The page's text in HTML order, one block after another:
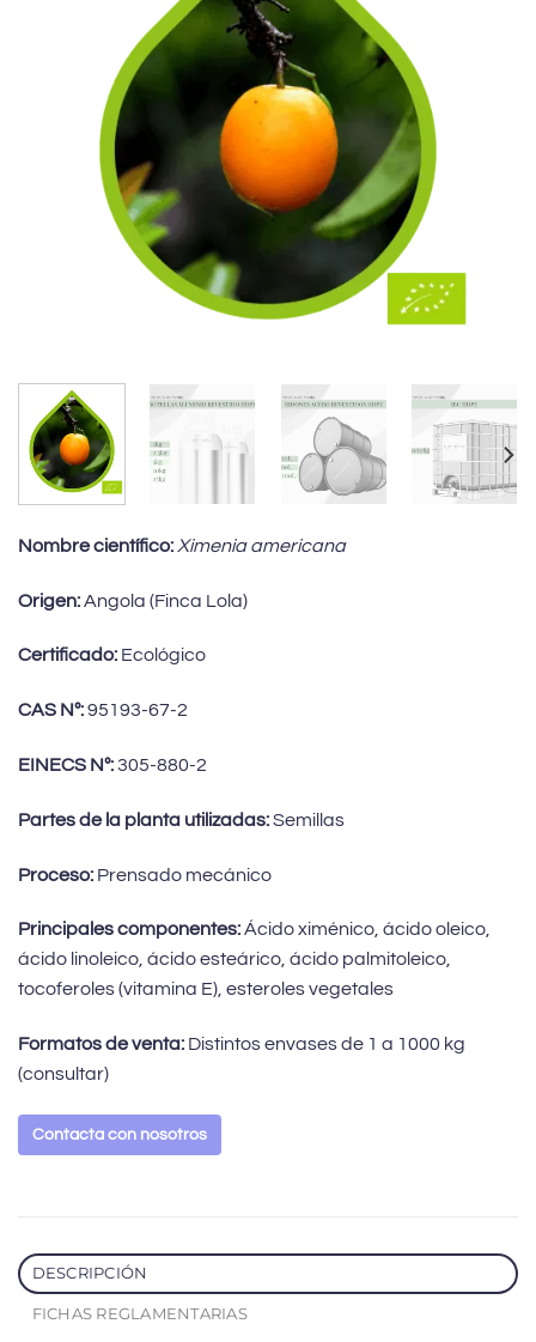
Nombre científico: Ximenia americana
Origen:Angola (Finca Lola)
Certificado: Ecológico
CAS Nº:95193-67-2
EINECS Nº:305-880-2
Partes de la planta utilizadas:Semillas
Proceso: Prensado mecánico
Principales componentes:Ácido ximénico, ácido oleico,
ácido linoleico, ácido esteárico, ácido palmitoleico,
tocoferoles (vitamina E), esteroles vegetales
Formatos de venta: Distintos envases de 1 a 1000 kg
(consultar)
Contacta con nosotros
DESCRIPCIÓN
FICHAS REGLAMENTARIAS